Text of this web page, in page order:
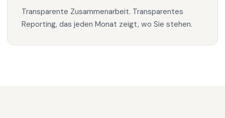
Transparente Zusammenarbeit. Transparentes
Reporting, das jeden Monat zeigt, wo Sie stehen.